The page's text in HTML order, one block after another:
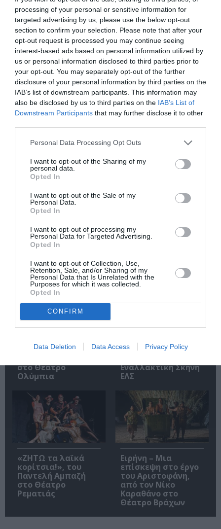
processing of your personal or sensitive information for
targeted advertising by us, please use the below opt-out
section to confirm your selection. Please note that after your
opt-out request is processed you may continue seeing
interest-based ads based on personal information utilized by
us or personal information disclosed to third parties prior to
your opt-out. You may separately opt-out of the further
disclosure of your personal information by third parties on the
IAB’s list of downstream participants. This information may
also be disclosed by us to third parties on the IAB’s List of
Downstream Participants that may further disclose it to other
Personal Data Processing Opt Outs
I want to opt-out of the Sharing of my
personal data.
Opted In
I want to opt-out of the Sale of my
Personal Data.
Opted In
I want to opt-out of processing my
Personal Data for Targeted Advertising.
Opted In
I want to opt-out of Collection, Use,
Retention, Sale, and/or Sharing of my
Personal Data that Is Unrelated with the
Purposes for which it was collected.
Opted In
CONFIRM
Data Deletion Data Access Privacy Policy
Νέοι Διαγωνισμοί❯
Tags
ΦΕΣΤΙΒΑΛ "ΣΤΗ ΣΚΙΑ ΤΩΝ ΒΡΑΧΩΝ"
Newsletter
Κάθε βδομάδα στο e-mail σας τα τελευταία νέα για
την Τέχνη και τον Πολιτισμό!
Σχετικά Άρθρα
Αυτή η νύχτα μένει,
σκηνοθεσία
στο Θέατρο
Ολύμπια
στις 3κ46 π.μ., της
Εύας Οικονόμου –
Εναλλακτική Σκηνή
ΕΛΣ
«ΖΗΤΩ τα λαϊκά
κορίτσια!», του
Παντελή Αμπαζή
στο Θέατρο
Ρεματιάς
Ειρήνη – Μια
επίσκεψη στο έργο
του Αριστοφάνη,
από τον Νίκο
Καραθάνο στο
Θέατρο Βράχων